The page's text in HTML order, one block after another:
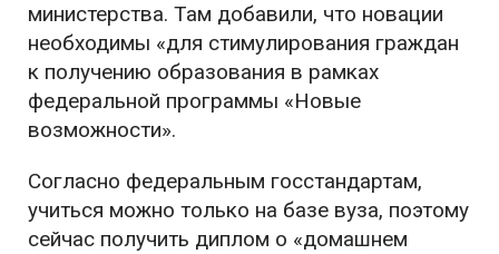
министерства. Там добавили, что новации
необходимы «для стимулирования граждан
к получению образования в рамках
федеральной программы «Новые
возможности».
Согласно федеральным госстандартам,
учиться можно только на базе вуза, поэтому
сейчас получить диплом о «домашнем